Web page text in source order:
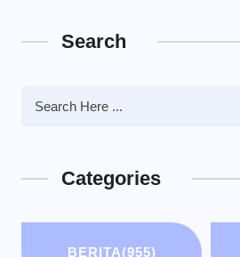
Search
Categories
BERITA(955)